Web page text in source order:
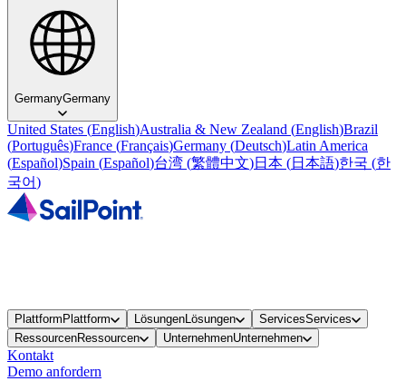
GermanyGermany
United States (English)Australia & New Zealand (English)Brazil
(Português)France (Français)Germany (Deutsch)Latin America
(Español)Spain (Español)台湾 (繁體中文)日本 (日本語)한국 (한
국어)
Plattform Plattform LösungenLösungen ServicesServices
RessourcenRessourcen UnternehmenUnternehmen
Kontakt
Demo anfordern